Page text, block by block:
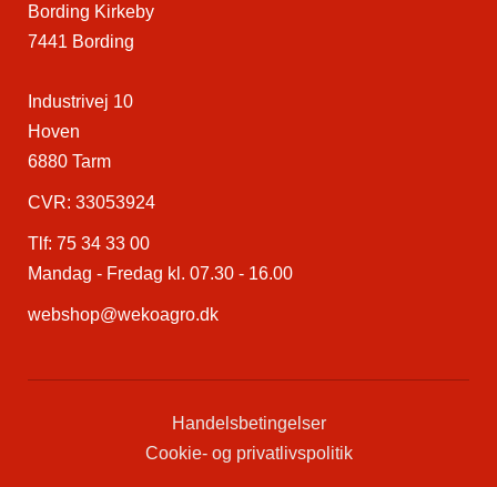
Bording Kirkeby
7441 Bording
Industrivej 10
Hoven
6880 Tarm
CVR: 33053924
Tlf: 75 34 33 00
Mandag - Fredag kl. 07.30 - 16.00
webshop@wekoagro.dk
Handelsbetingelser
Cookie- og privatlivspolitik